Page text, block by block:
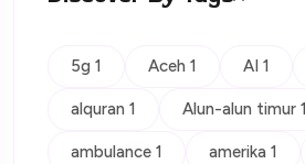
5g 1 Aceh 1 AI 1
alquran 1 Alun-alun timur 1
ambulance 1 amerika 1